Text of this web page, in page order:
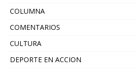
COLUMNA
COMENTARIOS
CULTURA
DEPORTE EN ACCION